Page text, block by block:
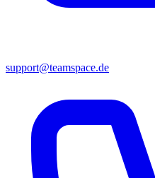
support@teamspace.de